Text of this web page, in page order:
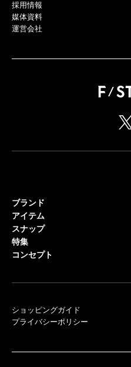
採用情報
媒体資料
運営会社
ブランド
アイテム
スナップ
特集
コンセプト
ショッピングガイド
プライバシーポリシー